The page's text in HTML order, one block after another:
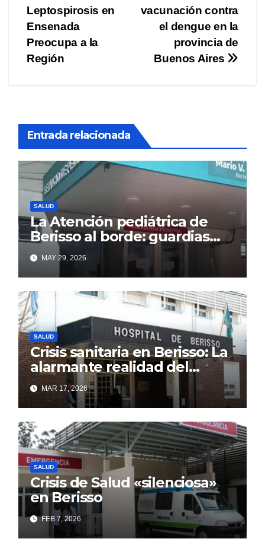
de
entradas
vacunación contra
el dengue en la
provincia de
Buenos Aires
Leptospirosis en
Ensenada
Preocupa a la
Región
Entrada relacionada
SALUD
La Atención pediátrica de
Berisso al borde: guardias
saturadas por la alta
demanda
MAY 29, 2026
SALUD
Crisis sanitaria en Berisso: La
alarmante realidad del
Hospital Larraín que el
discurso oficial intenta
ocultar
MAR 17, 2026
SALUD
Crisis de Salud «silenciosa»
en Berisso
FEB 7, 2026